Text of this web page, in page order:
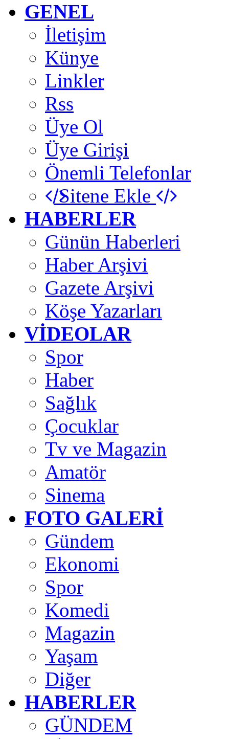
GENEL
İletişim
Künye
Linkler
Rss
Üye Ol
Üye Girişi
Önemli Telefonlar
Sitene Ekle
HABERLER
Günün Haberleri
Haber Arşivi
Gazete Arşivi
Köşe Yazarları
VİDEOLAR
Spor
Haber
Sağlık
Çocuklar
Tv ve Magazin
Amatör
Sinema
FOTO GALERİ
Gündem
Ekonomi
Spor
Komedi
Magazin
Yaşam
Diğer
HABERLER
GÜNDEM